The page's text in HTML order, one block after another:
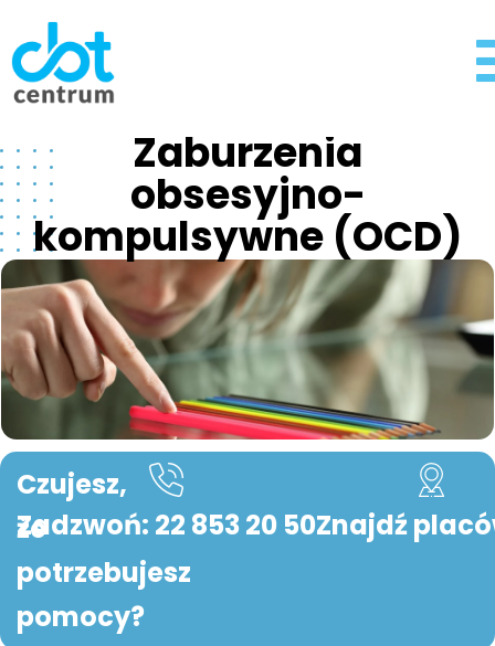
Zaburzenia
obsesyjno-
kompulsywne (OCD)
Czujesz,
że
potrzebujesz
pomocy?
Zadzwoń: 22 853 20 50Znajdź